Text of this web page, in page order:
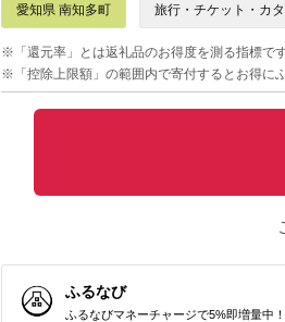
愛知県 南知多町 旅行・チケット・カ
※「還元率」とは返礼品のお得度を測る指標で
※「控除上限額」の範囲内で寄付するとお得に
ふるなび
ふるなびマネーチャージで5%即増量中！